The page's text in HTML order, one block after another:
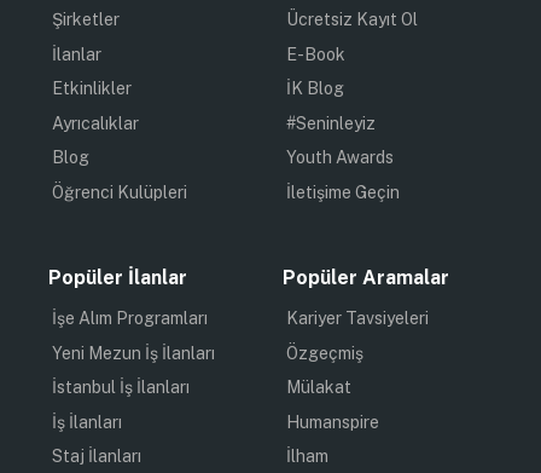
Şirketler
İlanlar
Etkinlikler
Ayrıcalıklar
Blog
Öğrenci Kulüpleri
Ücretsiz Kayıt Ol
E-Book
İK Blog
#Seninleyiz
Youth Awards
İletişime Geçin
Popüler İlanlar
İşe Alım Programları
Yeni Mezun İş İlanları
İstanbul İş İlanları
İş İlanları
Staj İlanları
Popüler Aramalar
Kariyer Tavsiyeleri
Özgeçmiş
Mülakat
Humanspire
İlham